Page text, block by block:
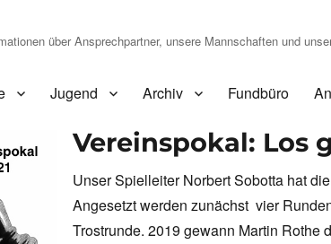
über Ansprechpartner, unsere Mannschaften und
Jugend Archiv Fundbüro
Vereinspokal: Los
Unser Spielleiter Norbert Sobotta hat
Angesetzt werden zunächst vier
Trostrunde. 2019 gewann Martin Rothe